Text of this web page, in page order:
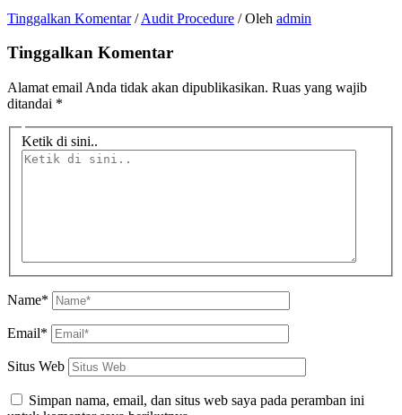
Tinggalkan Komentar /Audit Procedure / Oleh admin
Tinggalkan Komentar
Alamat email Anda tidak akan dipublikasikan. Ruas yang wajib
ditandai *
Ketik di sini..
Name*
Email*
Situs Web
Simpan nama, email, dan situs web saya pada peramban ini